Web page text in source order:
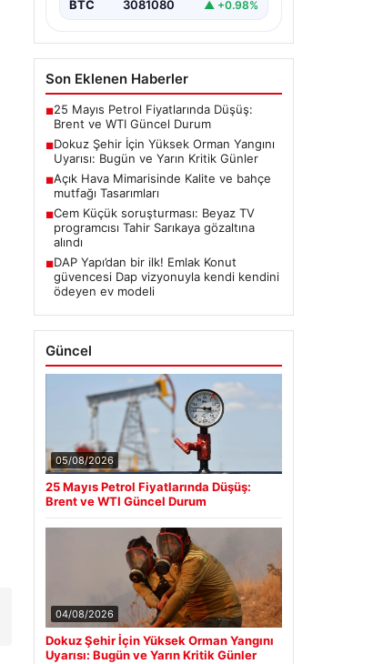
BTC 3081080 ▲ +0.98%
Son Eklenen Haberler
■25 Mayıs Petrol Fiyatlarında Düşüş:
Brent ve WTI Güncel Durum
■Dokuz Şehir İçin Yüksek Orman Yangını
Uyarısı: Bugün ve Yarın Kritik Günler
■Açık Hava Mimarisinde Kalite ve bahçe
mutfağı Tasarımları
■Cem Küçük soruşturması: Beyaz TV
programcısı Tahir Sarıkaya gözaltına
alındı
■DAP Yapı’dan bir ilk! Emlak Konut
güvencesi Dap vizyonuyla kendi kendini
ödeyen ev modeli
Güncel
05/08/2026
25 Mayıs Petrol Fiyatlarında Düşüş:
Brent ve WTI Güncel Durum
04/08/2026
Dokuz Şehir İçin Yüksek Orman Yangını
Uyarısı: Bugün ve Yarın Kritik Günler